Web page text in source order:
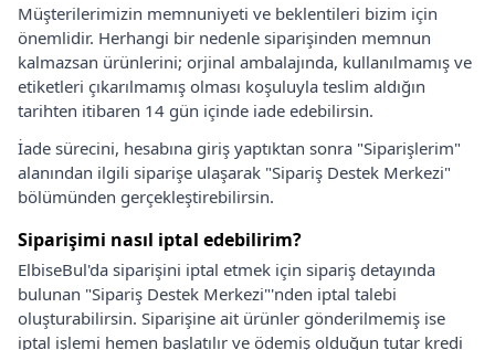
Müşterilerimizin memnuniyeti ve beklentileri bizim için
önemlidir. Herhangi bir nedenle siparişinden memnun
kalmazsan ürünlerini; orjinal ambalajında, kullanılmamış ve
etiketleri çıkarılmamış olması koşuluyla teslim aldığın
tarihten itibaren 14 gün içinde iade edebilirsin.
İade sürecini, hesabına giriş yaptıktan sonra "Siparişlerim"
alanından ilgili siparişe ulaşarak "Sipariş Destek Merkezi"
bölümünden gerçekleştirebilirsin.
Siparişimi nasıl iptal edebilirim?
ElbiseBul'da siparişini iptal etmek için sipariş detayında
bulunan "Sipariş Destek Merkezi"'nden iptal talebi
oluşturabilirsin. Siparişine ait ürünler gönderilmemiş ise
iptal işlemi hemen başlatılır ve ödemiş olduğun tutar kredi